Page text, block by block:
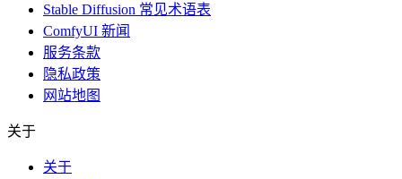
Stable Diffusion 常见术语表
ComfyUI 新闻
服务条款
隐私政策
网站地图
关于
关于